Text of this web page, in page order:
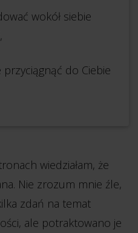
wokół siebie
do Ciebie
wiedziałam, że
Nie zrozum mnie źle,
zdań na temat
ale potraktowano je